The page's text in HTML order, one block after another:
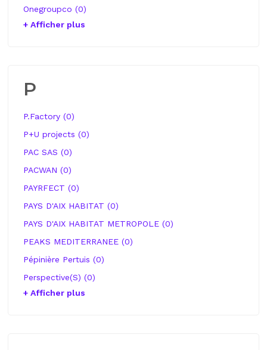
Onegroupco (0)
+ Afficher plus
P
P.Factory (0)
P+U projects (0)
PAC SAS (0)
PACWAN (0)
PAYRFECT (0)
PAYS D'AIX HABITAT (0)
PAYS D'AIX HABITAT METROPOLE (0)
PEAKS MEDITERRANEE (0)
Pépinière Pertuis (0)
Perspective(S) (0)
+ Afficher plus